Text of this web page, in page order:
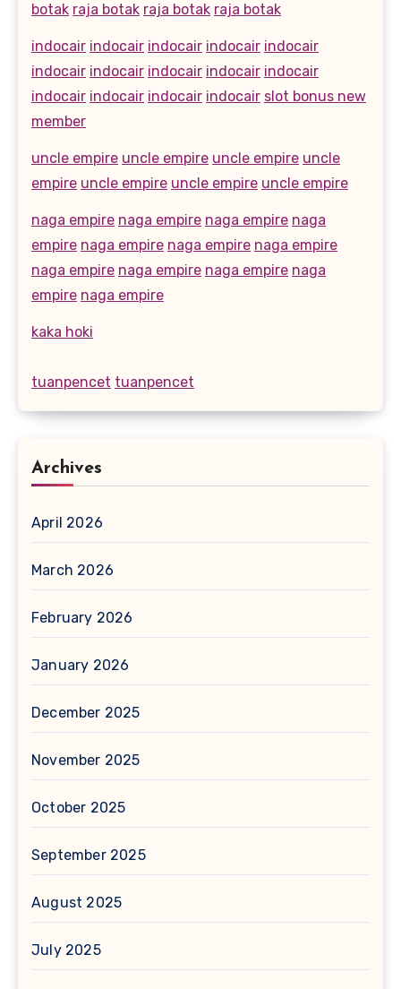
botak raja botak raja botak raja botak
indocair indocair indocair indocair indocair
indocair indocair indocair indocair indocair
indocair indocair indocair indocair slot bonus new
member
uncle empire uncle empire uncle empire uncle
empire uncle empire uncle empire uncle empire
naga empire naga empire naga empire naga
empire naga empire naga empire naga empire
naga empire naga empire naga empire naga
empire naga empire
kaka hoki
tuanpencet tuanpencet
Archives
April 2026
March 2026
February 2026
January 2026
December 2025
November 2025
October 2025
September 2025
August 2025
July 2025